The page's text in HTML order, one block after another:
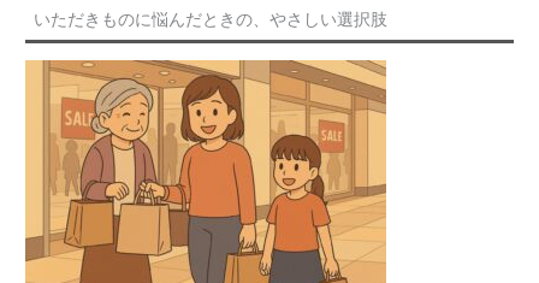
いただきものに悩んだときの、やさしい選択肢